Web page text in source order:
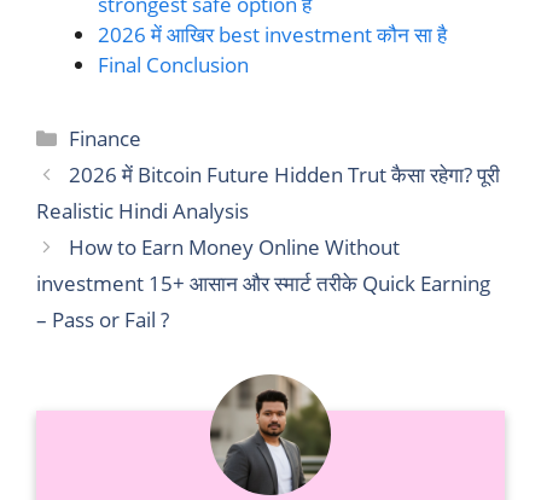
2026 में आखिर best investment कौन सा है
Final Conclusion
Categories
Finance
2026 में Bitcoin Future Hidden Trut कैसा रहेगा? पूरी
Realistic Hindi Analysis
How to Earn Money Online Without
investment 15+ आसान और स्मार्ट तरीके Quick Earning
– Pass or Fail ?